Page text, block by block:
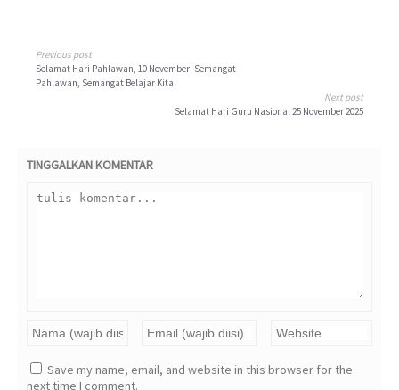
Previous post
Selamat Hari Pahlawan, 10 November! Semangat
Pahlawan, Semangat Belajar Kita!
Next post
Selamat Hari Guru Nasional 25 November 2025
TINGGALKAN KOMENTAR
Save my name, email, and website in this browser for the
next time I comment.